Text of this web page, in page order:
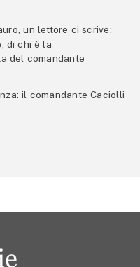
un lettore ci scrive:
di chi è la
del comandante
il comandante Caciolli